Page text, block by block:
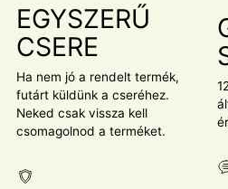
EGYSZERŰ
CSERE
Ha nem jó a rendelt termék,
futárt küldünk a cseréhez.
Neked csak vissza kell
csomagolnod a terméket.